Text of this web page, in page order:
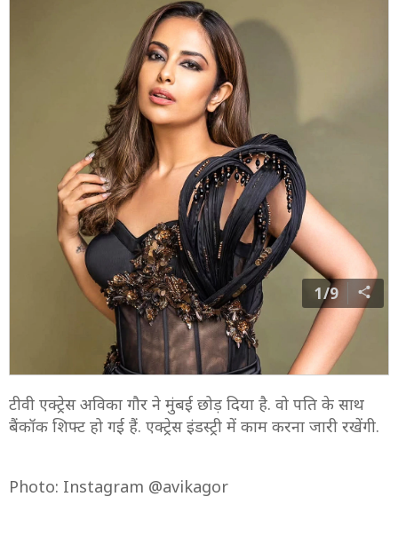
1/9
टीवी एक्ट्रेस अविका गौर ने मुंबई छोड़ दिया है. वो पति के साथ
बैंकॉक शिफ्ट हो गई हैं. एक्ट्रेस इंडस्ट्री में काम करना जारी रखेंगी.
Photo: Instagram @avikagor